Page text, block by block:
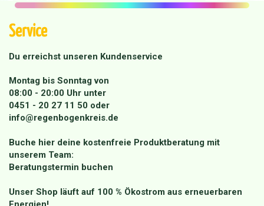
Service
Du erreichst unseren Kundenservice
Montag bis Sonntag von
08:00 - 20:00 Uhr unter
0451 - 20 27 11 50 oder
info@regenbogenkreis.de
Buche hier deine kostenfreie Produktberatung mit
unserem Team:
Beratungstermin buchen
Unser Shop läuft auf 100 % Ökostrom aus erneuerbaren